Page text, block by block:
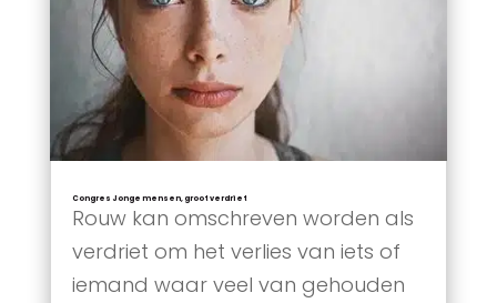
Congres Jonge mensen, groot verdriet
Rouw kan omschreven worden als
verdriet om het verlies van iets of
iemand waar veel van gehouden